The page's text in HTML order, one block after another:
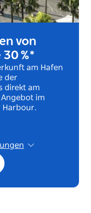
von
%*
am Hafen
der
direkt am
Angebot im
Harbour.
Sie bis zum
vom 22.
2027.